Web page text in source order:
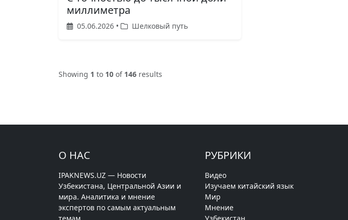
миллиметра
05.06.2026 • Шелковый путь
Showing 1 to 10 of 146 results
О НАС
IPAKNEWS.UZ — Новости
Узбекистана, Центральной Азии и
мира. Аналитика и мнение
экспертов по самым актуальным
РУБРИКИ
Видео
Изучаем китайский язык
Мир
Мнение